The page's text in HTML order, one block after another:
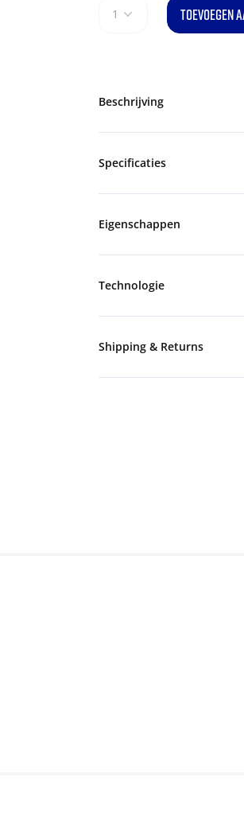
1 TOEVOEGEN
Beschrijving
Specificaties
Eigenschappen
Technologie
Shipping & Returns